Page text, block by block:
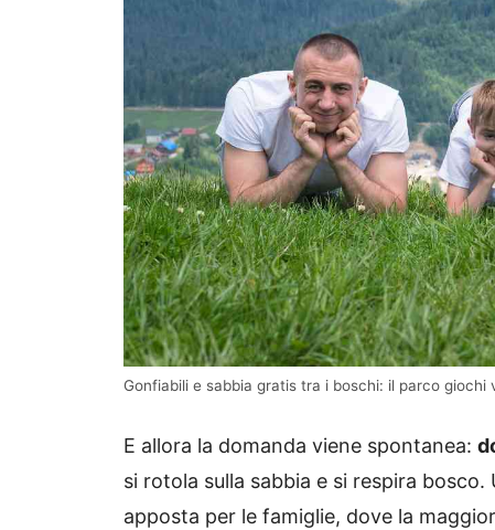
Gonfiabili e sabbia gratis tra i boschi: il parco
E allora la domanda viene spontanea:
si rotola sulla sabbia e si respira
apposta per le famiglie, dove la